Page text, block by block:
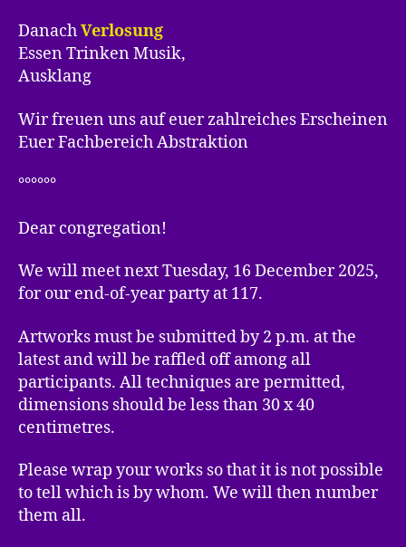
DanachVerlosung
Essen Trinken Musik,
Ausklang
Wir freuen uns auf euer zahlreiches Erscheinen
Euer Fachbereich Abstraktion
°°°°°°
Dear congregation!
We will meet next Tuesday, 16 December 2025,
for our end-of-year party at 117.
Artworks must be submitted by 2 p.m. at the
latest and will be raffled off among all
participants. All techniques are permitted,
dimensions should be less than 30 x 40
centimetres.
Please wrap your works so that it is not possible
to tell which is by whom. We will then number
them all.